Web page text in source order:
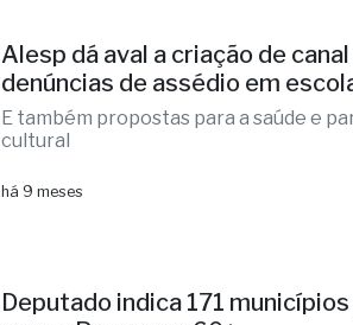
Alesp dá aval a criação de
denúncias de assédio em
E também propostas para a saúde e
cultural
há 9 meses
Deputado indica 171